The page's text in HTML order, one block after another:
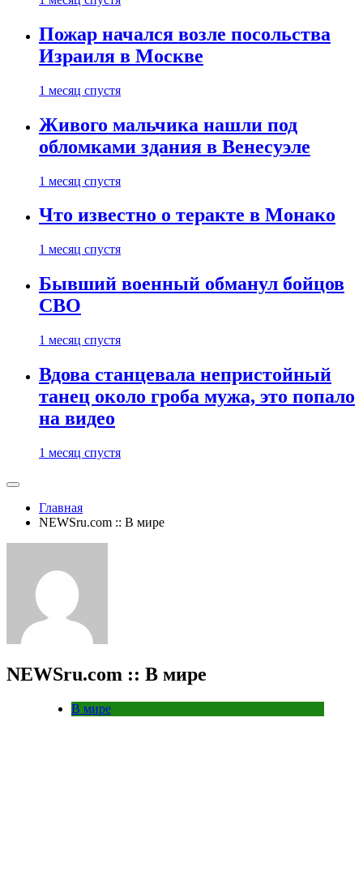
Пожар начался возле посольства
Израиля в Москве
1 месяц спустя
Живого мальчика нашли под
обломками здания в Венесуэле
1 месяц спустя
Что известно о теракте в Монако
1 месяц спустя
Бывший военный обманул бойцов
СВО
1 месяц спустя
Вдова станцевала непристойный
танец около гроба мужа, это попало
на видео
1 месяц спустя
Главная
NEWSru.com :: В мире
NEWSru.com :: В мире
В мире